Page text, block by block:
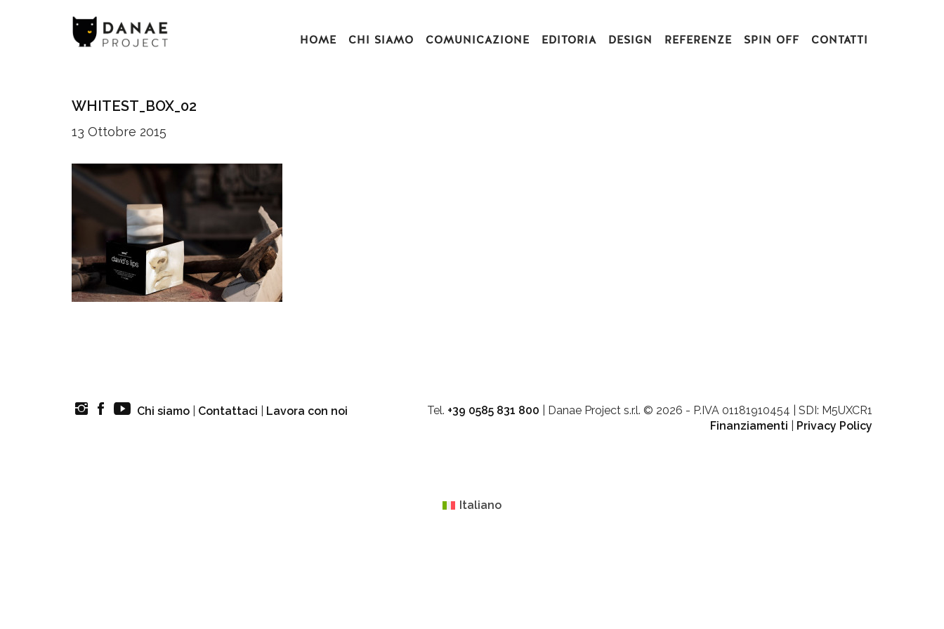
HOME CHI SIAMO COMUNICAZIONE EDITORIA DESIGN REFERENZE SPIN OFF CONTATTI
WHITEST_BOX_02
13 Ottobre 2015
Chi siamo Contattaci Lavora con noi Tel. +39 0585 831 800 | Danae Project s.r.l. © 2026 - P.IVA 01181910454 | SDI: M5UXCR1
Finanziamenti
Privacy Policy
Italiano